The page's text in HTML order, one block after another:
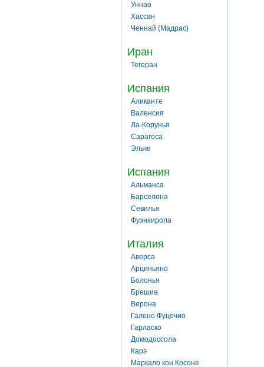
Уннао
Хассан
Ченнай (Мадрас)
Иран
Тегеран
Испания
Аликанте
Валенсия
Ла-Корунья
Сарагоса
Эльче
Испания
Альманса
Барселона
Севилья
Фуэнхирола
Италия
Аверса
Арциньяно
Болонья
Брешиа
Верона
Галено Фуцечио
Гарласко
Домодоссола
Карэ
Маркало кон Косоне